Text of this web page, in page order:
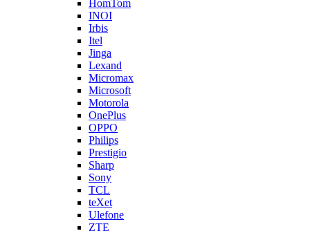
HomTom
INOI
Irbis
Itel
Jinga
Lexand
Micromax
Microsoft
Motorola
OnePlus
OPPO
Philips
Prestigio
Sharp
Sony
TCL
teXet
Ulefone
ZTE